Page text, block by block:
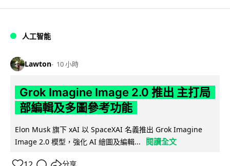
人工智能
Lawton 10 小時
Grok Imagine Image 2.0 推出 主打局
部編輯及多圖參考功能
Elon Musk 旗下 xAI 以 SpaceXAI 名義推出 Grok Imagine
Image 2.0 模型，強化 AI 繪圖及編輯...
閱讀全文